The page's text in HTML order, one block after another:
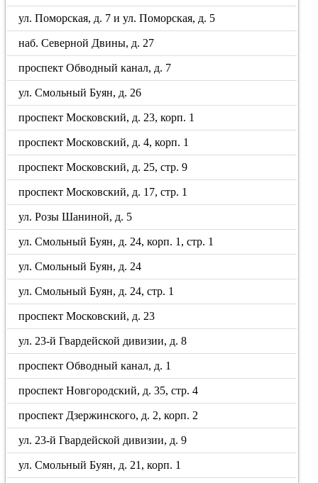
ул. Поморская, д. 7 и ул. Поморская, д. 5
наб. Северной Двины, д. 27
проспект Обводный канал, д. 7
ул. Смольный Буян, д. 26
проспект Московский, д. 23, корп. 1
проспект Московский, д. 4, корп. 1
проспект Московский, д. 25, стр. 9
проспект Московский, д. 17, стр. 1
ул. Розы Шаниной, д. 5
ул. Смольный Буян, д. 24, корп. 1, стр. 1
ул. Смольный Буян, д. 24
ул. Смольный Буян, д. 24, стр. 1
проспект Московский, д. 23
ул. 23-й Гвардейской дивизии, д. 8
проспект Обводный канал, д. 1
проспект Новгородский, д. 35, стр. 4
проспект Дзержинского, д. 2, корп. 2
ул. 23-й Гвардейской дивизии, д. 9
ул. Смольный Буян, д. 21, корп. 1